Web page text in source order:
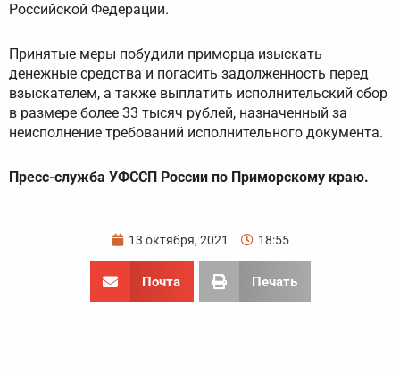
Российской Федерации.
Принятые меры побудили приморца изыскать
денежные средства и погасить задолженность перед
взыскателем, а также выплатить исполнительский сбор
в размере более 33 тысяч рублей, назначенный за
неисполнение требований исполнительного документа.
Пресс-служба УФССП России по Приморскому краю.
13 октября, 2021 18:55
Почта Печать